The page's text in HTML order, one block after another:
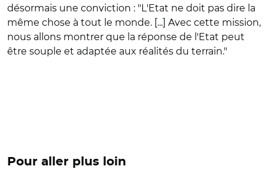
désormais une conviction : "L'Etat ne doit pas dire la
même chose à tout le monde. [...] Avec cette mission,
nous allons montrer que la réponse de l'Etat peut
être souple et adaptée aux réalités du terrain."
Pour aller plus loin